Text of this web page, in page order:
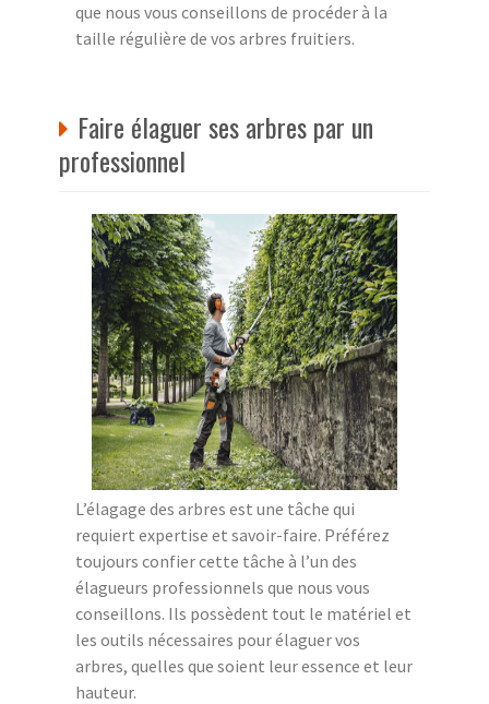
que nous vous conseillons de procéder à la
taille régulière de vos arbres fruitiers.
Faire élaguer ses arbres par un
professionnel
L’élagage des arbres est une tâche qui
requiert expertise et savoir-faire. Préférez
toujours confier cette tâche à l’un des
élagueurs professionnels que nous vous
conseillons. Ils possèdent tout le matériel et
les outils nécessaires pour élaguer vos
arbres, quelles que soient leur essence et leur
hauteur.